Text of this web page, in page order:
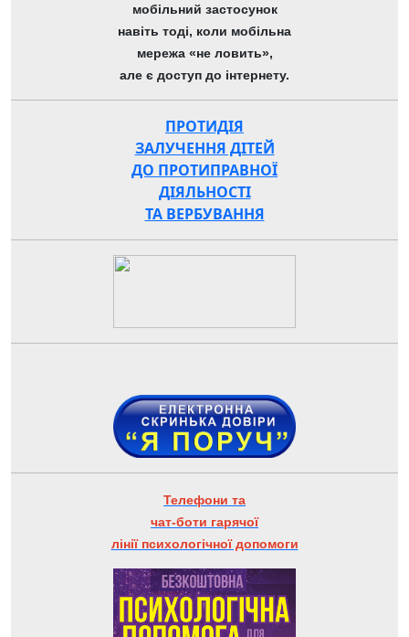
мобільний застосунок
навіть тоді, коли мобільна
мережа «не ловить»,
але є доступ до інтернету.
ПРОТИДІЯ
ЗАЛУЧЕННЯ ДІТЕЙ
ДО ПРОТИПРАВНОЇ
ДІЯЛЬНОСТІ
ТА ВЕРБУВАННЯ
Телефони та
чат-боти гарячої
лінії психологічної допомоги